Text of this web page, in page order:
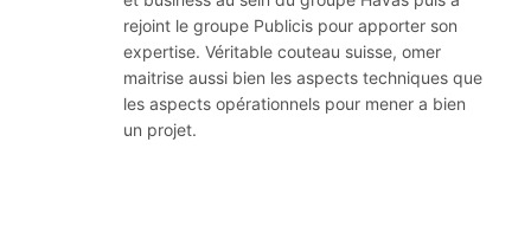
rejoint le groupe Publicis pour apporter son
expertise. Véritable couteau suisse, omer
maitrise aussi bien les aspects techniques que
les aspects opérationnels pour mener a bien
un projet.